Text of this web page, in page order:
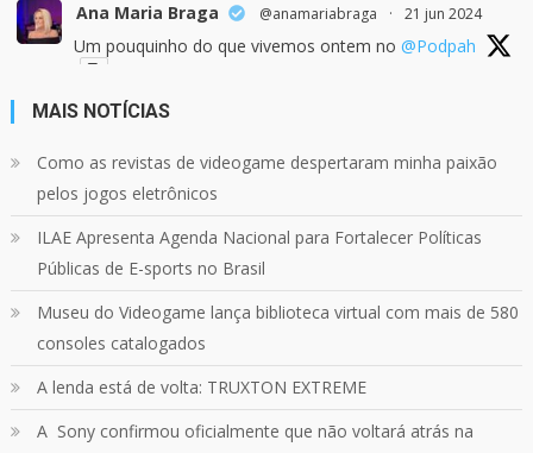
Ana Maria Braga @anamariabraga · 21 jun 2024
Um pouquinho do que vivemos ontem no @Podpah
Quebrando o Controle
Confira em nosso site o mais recente REVIEW de
Skull & Bones.
Mais em:
https://buff.ly/3yPhDN2
Carregar mais
MAIS NOTÍCIAS
Como as revistas de videogame despertaram minha paixão
pelos jogos eletrônicos
ILAE Apresenta Agenda Nacional para Fortalecer Políticas
Públicas de E-sports no Brasil
Museu do Videogame lança biblioteca virtual com mais de 580
consoles catalogados
A lenda está de volta: TRUXTON EXTREME
A Sony confirmou oficialmente que não voltará atrás na